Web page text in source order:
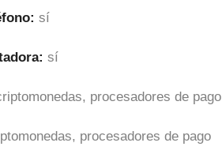
sí
sí
procesadores de pago
procesadores de pago